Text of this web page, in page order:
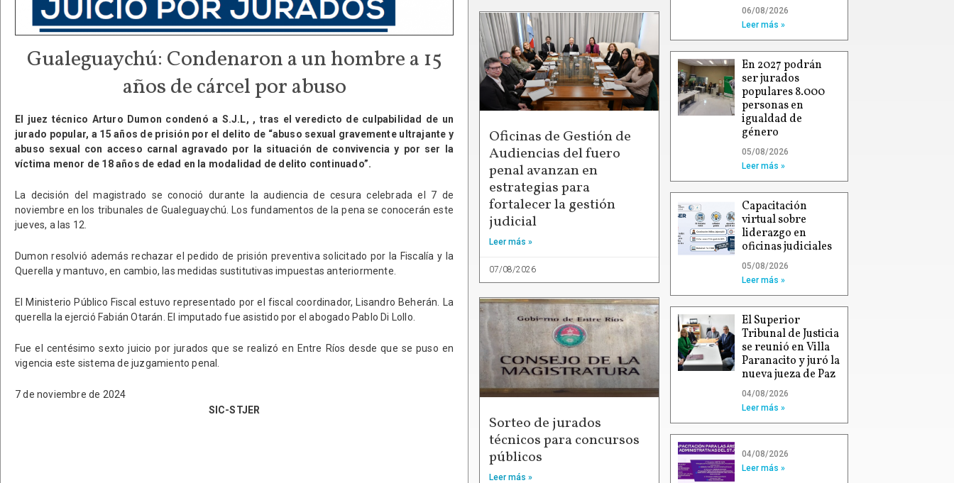
Gualeguaychú: Condenaron a un hombre a 15
años de cárcel por abuso
El juez técnico Arturo Dumon condenó a S.J.L, , tras el veredicto de culpabilidad de un
jurado popular, a 15 años de prisión por el delito de “abuso sexual gravemente ultrajante y
abuso sexual con acceso carnal agravado por la situación de convivencia y por ser la
víctima menor de 18 años de edad en la modalidad de delito continuado”.
La decisión del magistrado se conoció durante la audiencia de cesura celebrada el 7 de
noviembre en los tribunales de Gualeguaychú. Los fundamentos de la pena se conocerán este
jueves, a las 12.
Dumon resolvió además rechazar el pedido de prisión preventiva solicitado por la Fiscalía y la
Querella y mantuvo, en cambio, las medidas sustitutivas impuestas anteriormente.
El Ministerio Público Fiscal estuvo representado por el fiscal coordinador, Lisandro Beherán. La
querella la ejerció Fabián Otarán. El imputado fue asistido por el abogado Pablo Di Lollo.
Fue el centésimo sexto juicio por jurados que se realizó en Entre Ríos desde que se puso en
vigencia este sistema de juzgamiento penal.
7 de noviembre de 2024
SIC-STJER
Oficinas de Gestión de
Audiencias del fuero
penal avanzan en
estrategias para
fortalecer la gestión
judicial
Leer más »
07/08/2026
Sorteo de jurados
técnicos para concursos
públicos
Leer más »
06/08/2026
Leer más »
En 2027 podrán
ser jurados
populares 8.000
personas en
igualdad de
género
05/08/2026
Leer más »
Capacitación
virtual sobre
liderazgo en
oficinas judiciales
05/08/2026
Leer más »
El Superior
Tribunal de Justicia
se reunió en Villa
Paranacito y juró la
nueva jueza de Paz
04/08/2026
Leer más »
04/08/2026
Leer más »